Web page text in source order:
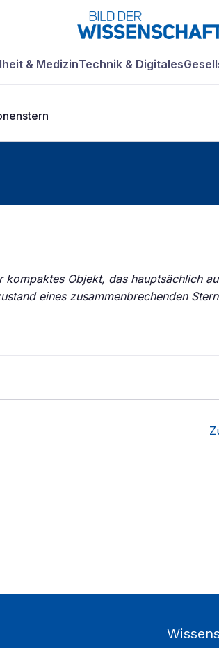
& MedizinTechnik & Digitales
kompaktes Objekt, das hauptsächlich
eines zusammenbrechenden